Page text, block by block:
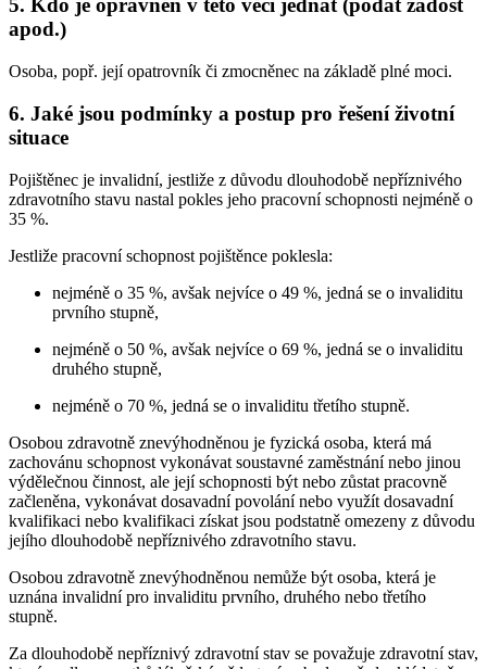
5. Kdo je oprávněn v této věci jednat (podat žádost
apod.)
Osoba, popř. její opatrovník či zmocněnec na základě plné moci.
6. Jaké jsou podmínky a postup pro řešení životní
situace
Pojištěnec je invalidní, jestliže z důvodu dlouhodobě nepříznivého
zdravotního stavu nastal pokles jeho pracovní schopnosti nejméně o
35 %.
Jestliže pracovní schopnost pojištěnce poklesla:
nejméně o 35 %, avšak nejvíce o 49 %, jedná se o invaliditu
prvního stupně,
nejméně o 50 %, avšak nejvíce o 69 %, jedná se o invaliditu
druhého stupně,
nejméně o 70 %, jedná se o invaliditu třetího stupně.
Osobou zdravotně znevýhodněnou je fyzická osoba, která má
zachovánu schopnost vykonávat soustavné zaměstnání nebo jinou
výdělečnou činnost, ale její schopnosti být nebo zůstat pracovně
začleněna, vykonávat dosavadní povolání nebo využít dosavadní
kvalifikaci nebo kvalifikaci získat jsou podstatně omezeny z důvodu
jejího dlouhodobě nepříznivého zdravotního stavu.
Osobou zdravotně znevýhodněnou nemůže být osoba, která je
uznána invalidní pro invaliditu prvního, druhého nebo třetího
stupně.
Za dlouhodobě nepříznivý zdravotní stav se považuje zdravotní stav,